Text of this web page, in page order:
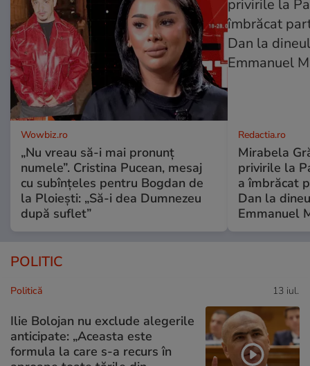
Wowbiz.ro
„Nu vreau să-i mai pronunț
numele”. Cristina Pucean, mesaj
cu subînțeles pentru Bogdan de
la Ploiești: „Să-i dea Dumnezeu
după suflet”
Redactia.ro
Mirabela
privirile la
a îmbrăcat
Dan la
Emmanuel
POLITIC
Politică 13 iul.
Ilie Bolojan nu exclude alegerile
anticipate: „Aceasta este
formula la care s-a recurs în